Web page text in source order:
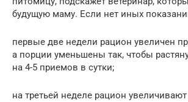
будущую маму. Если нет иных
первые две недели рацион увеличен
а порции уменьшены так, чтобы
на 4-5 приемов в сутки;
на третьей неделе рацион